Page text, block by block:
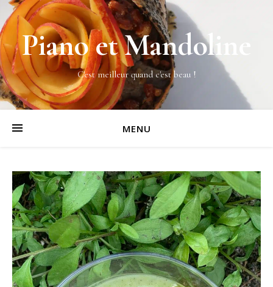
Piano et Mandoline
C'est meilleur quand c'est beau !
MENU